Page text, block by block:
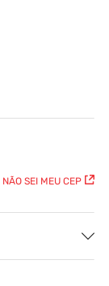
NÃO SEI MEU CEP